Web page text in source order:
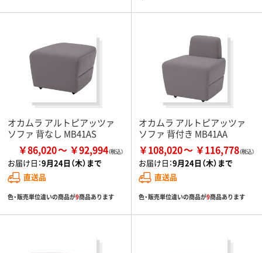
オカムラ アルトピアッツァ
ソファ 背なし MB41AS
￥86,020 ￥92,994
お届け日：9月24日（木）まで
直送品
色・販売単位違いの商品が9商品あります
オカムラ アルトピアッツァ
ソファ 背付き MB41AA
￥108,020 ￥116,778
お届け日：9月24日（木）まで
直送品
色・販売単位違いの商品が9商品あります